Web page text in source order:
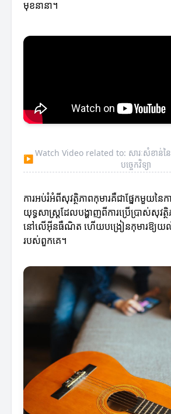
មុខនានា។
▶
Watch Video related to: សារៈសំខាន់នៃក
បច្ចេកវិទ្យា
ការអប់រំអំពីសុវត្ថិភាពកុមារ​គឺជាផ្នែកមួយនៃក
យុទ្ធសាស្ត្រដែលបង្ហាញពីការប្រើប្រាស់សុវត្ថិ
នៅលើអ៊ីនធឺណិត ហើយបង្រៀនកុមារឱ្យយល់ពី
របស់ពួកគេ។